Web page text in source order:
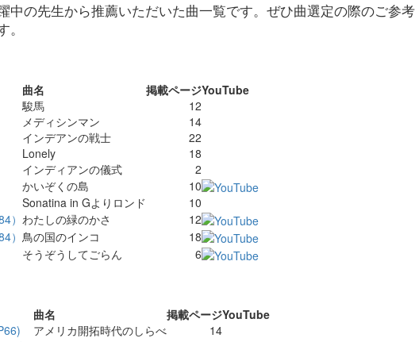
中の先生から推薦いただいた曲一覧です。ぜひ曲選定の際のご参考
曲名 掲載ページYouTube
駿馬
12
メディシンマン
14
インデアンの戦士
22
Lonely
18
インディアンの儀式
2
かいぞくの島
10
Sonatina in Gよりロンド
10
） わたしの緑のかさ
12
） 鳥の国のインコ
18
そうぞうしてごらん 6
曲名 掲載ページYouTube
アメリカ開拓時代のしらべ
14